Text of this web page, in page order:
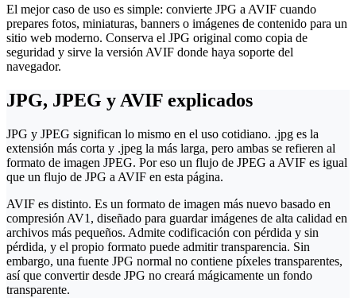
El mejor caso de uso es simple: convierte JPG a AVIF cuando
prepares fotos, miniaturas, banners o imágenes de contenido para un
sitio web moderno. Conserva el JPG original como copia de
seguridad y sirve la versión AVIF donde haya soporte del
navegador.
JPG, JPEG y AVIF explicados
JPG y JPEG significan lo mismo en el uso cotidiano. .jpg es la
extensión más corta y .jpeg la más larga, pero ambas se refieren al
formato de imagen JPEG. Por eso un flujo de JPEG a AVIF es igual
que un flujo de JPG a AVIF en esta página.
AVIF es distinto. Es un formato de imagen más nuevo basado en
compresión AV1, diseñado para guardar imágenes de alta calidad en
archivos más pequeños. Admite codificación con pérdida y sin
pérdida, y el propio formato puede admitir transparencia. Sin
embargo, una fuente JPG normal no contiene píxeles transparentes,
así que convertir desde JPG no creará mágicamente un fondo
transparente.